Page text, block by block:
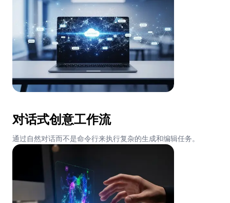
对话式创意工作流
通过自然对话而不是命令行来执行复杂的生成和编辑任务。